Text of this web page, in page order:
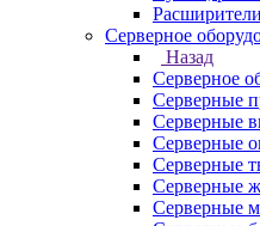
Серверное
Назад
Серверное
Серверные
Серверные
Серверные
Серверные
Серверные
Серверные